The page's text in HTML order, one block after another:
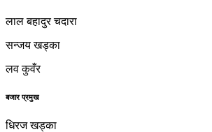
लाल बहादुर चदारा
सन्जय खड्का
लव कुवँर
बजार प्रमुख
धिरज खड्का